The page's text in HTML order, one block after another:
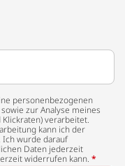
personenbezogenen
zur Analyse meines
verarbeitet.
kann ich der
wurde darauf
Daten jederzeit
widerrufen kann. *